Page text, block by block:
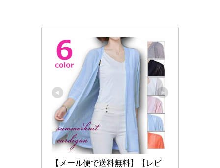
【メール便で送料無料】【レビ